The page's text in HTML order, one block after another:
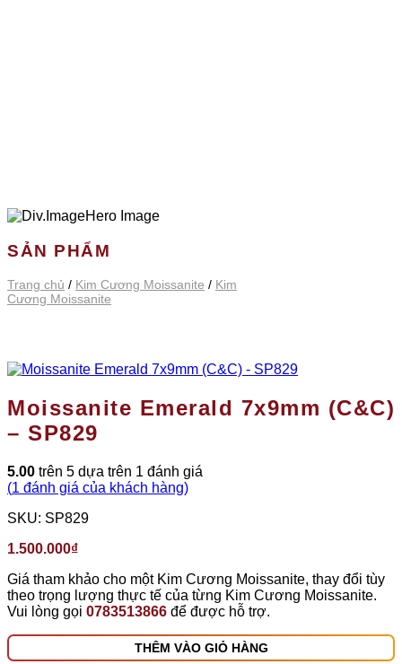
SẢN PHẨM
Trang chủ / Kim Cương Moissanite / Kim
Cương Moissanite
Moissanite Emerald 7x9mm (C&C)
– SP829
5.00 trên 5 dựa trên 1 đánh giá
(1 đánh giá của khách hàng)
SKU: SP829
1.500.000₫
Giá tham khảo cho một Kim Cương Moissanite, thay đổi tùy
theo trọng lượng thực tế của từng Kim Cương Moissanite.
Vui lòng gọi 0783513866 để được hỗ trợ.
THÊM VÀO GIỎ HÀNG